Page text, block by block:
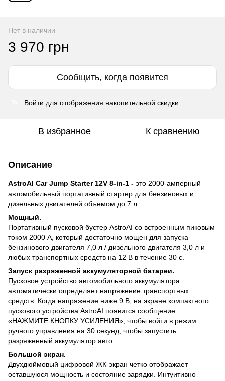
Нет в наличии
3 970 грн
Сообщить, когда появится
Войти для отображения накопительной скидки
В избранное К сравнению
Описание
AstroAI Car Jump Starter 12V 8-in-1 - это 2000-амперный
автомобильный портативный стартер для бензиновых и
дизельных двигателей объемом до 7 л.
Мощный.
Портативный пусковой бустер AstroAI со встроенным пиковым
током 2000 А, который достаточно мощен для запуска
бензинового двигателя 7,0 л / дизельного двигателя 3,0 л и
любых транспортных средств на 12 В в течение 30 с.
Запуск разряженной аккумуляторной батареи.
Пусковое устройство автомобильного аккумулятора
автоматически определяет напряжение транспортных
средств. Когда напряжение ниже 9 В, на экране компактного
пускового устройства AstroAI появится сообщение
«НАЖМИТЕ КНОПКУ УСИЛЕНИЯ», чтобы войти в режим
ручного управления на 30 секунд, чтобы запустить
разряженный аккумулятор авто.
Большой экран.
Двухдюймовый цифровой ЖК-экран четко отображает
оставшуюся мощность и состояние зарядки. Интуитивно